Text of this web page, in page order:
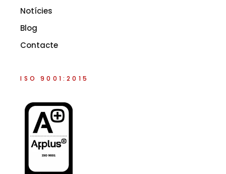
Notícies
Blog
Contacte
ISO 9001:2015